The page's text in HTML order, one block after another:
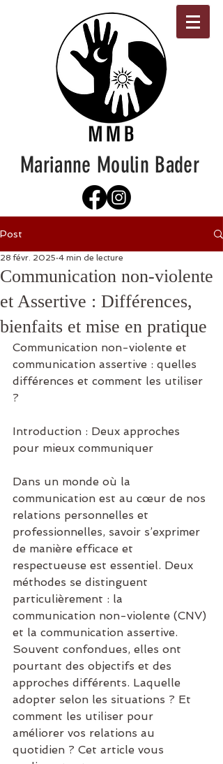
Marianne Moulin Bader
Post
Communication non-violente
et Assertive : Différences,
bienfaits et mise en pratique
28 févr. 2025 4 min de lecture
Communication non-violente et
communication assertive : quelles
différences et comment les utiliser
?
Introduction : Deux approches
pour mieux communiquer
Dans un monde où la
communication est au cœur de nos
relations personnelles et
professionnelles, savoir s’exprimer
de manière efficace et
respectueuse est essentiel. Deux
méthodes se distinguent
particulièrement : la
communication non-violente (CNV)
et la communication assertive.
Souvent confondues, elles ont
pourtant des objectifs et des
approches différents. Laquelle
adopter selon les situations ? Et
comment les utiliser pour
améliorer vos relations au
quotidien ? Cet article vous